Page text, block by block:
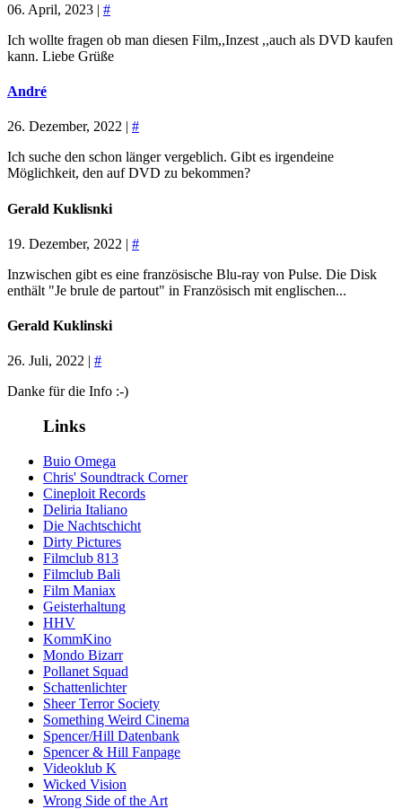
06. April, 2023 | #
Ich wollte fragen ob man diesen Film,,Inzest ,,auch als DVD kaufen
kann. Liebe Grüße
André
26. Dezember, 2022 | #
Ich suche den schon länger vergeblich. Gibt es irgendeine
Möglichkeit, den auf DVD zu bekommen?
Gerald Kuklisnki
19. Dezember, 2022 | #
Inzwischen gibt es eine französische Blu-ray von Pulse. Die Disk
enthält "Je brule de partout" in Französisch mit englischen...
Gerald Kuklinski
26. Juli, 2022 | #
Danke für die Info :-)
Links
Buio Omega
Chris' Soundtrack Corner
Cineploit Records
Deliria Italiano
Die Nachtschicht
Dirty Pictures
Filmclub 813
Filmclub Bali
Film Maniax
Geisterhaltung
HHV
KommKino
Mondo Bizarr
Pollanet Squad
Schattenlichter
Sheer Terror Society
Something Weird Cinema
Spencer/Hill Datenbank
Spencer & Hill Fanpage
Videoklub K
Wicked Vision
Wrong Side of the Art